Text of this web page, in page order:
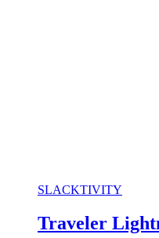
SLACKTIVITY
Traveler